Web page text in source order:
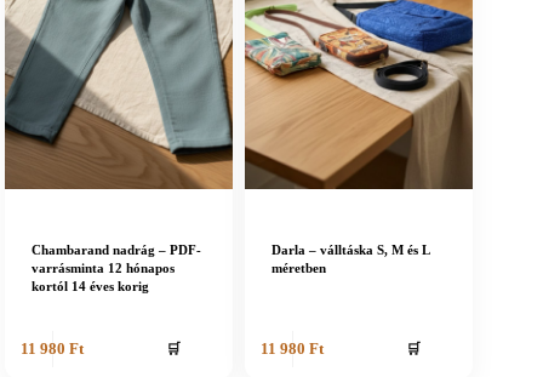
Chambarand nadrág – PDF-
varrásminta 12 hónapos
kortól 14 éves korig
11 980Ft 🛒
Darla – válltáska S, M és L
méretben
11 980Ft 🛒